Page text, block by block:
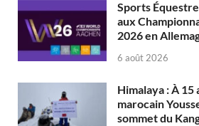
Sports
aux
2026 en
6 août 2026
Himalaya : À 15
marocain
sommet du